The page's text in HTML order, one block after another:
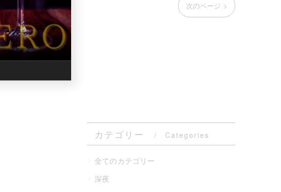
次のページ >
カテゴリー Categories
全てのカテゴリー
深夜